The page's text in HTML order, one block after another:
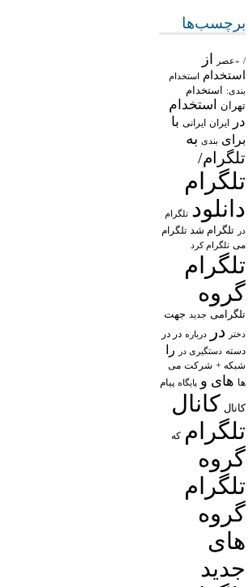
برچسب‌ها
/ «عصر از
استخدام استخدام
بندی: استخدام
تهران
استخدام
در
ایران ایرانی با
برای بندی به
تلگرام/
تلگرام
دانلود تلگرام
در تلگرام شد تلگرام
می تلگرام کرد
تلگرام
گروه
تلگرامی جدید جهت
دختر در درباره در در
دسته دستگیری در را
شبکه + شرکت می
ها های و پایگاه پیام
کانال کانال
تلگرام که
گروه
تلگرام
گروه
های
جدید